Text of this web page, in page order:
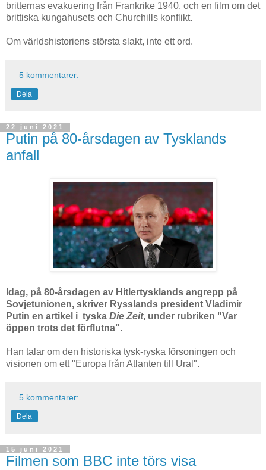
britternas evakuering från Frankrike 1940, och en film om det
brittiska kungahusets och Churchills konflikt.
Om världshistoriens största slakt, inte ett ord.
5 kommentarer:
Dela
22 juni 2021
Putin på 80-årsdagen av Tysklands
anfall
Idag, på 80-årsdagen av Hitlertysklands angrepp på
Sovjetunionen, skriver Rysslands president Vladimir
Putin en artikel i tyska Die Zeit, under rubriken "Var
öppen trots det förflutna".
Han talar om den historiska tysk-ryska försoningen och
visionen om ett "Europa från Atlanten till Ural".
5 kommentarer:
Dela
15 juni 2021
Filmen som BBC inte törs visa